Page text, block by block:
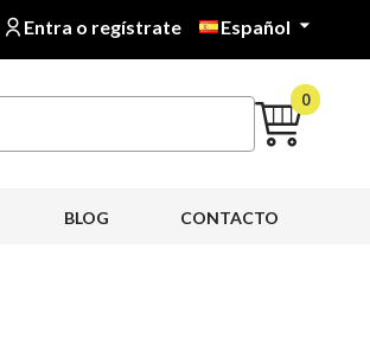
Entra o regístrate Español 
0
CONTACTO
BLOG